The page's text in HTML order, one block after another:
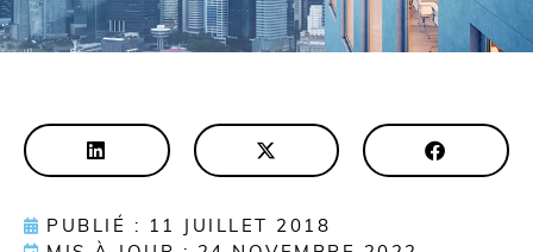
PUBLIÉ : 11 JUILLET 2018